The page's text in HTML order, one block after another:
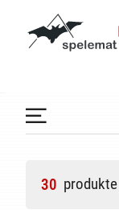
BATCode
30